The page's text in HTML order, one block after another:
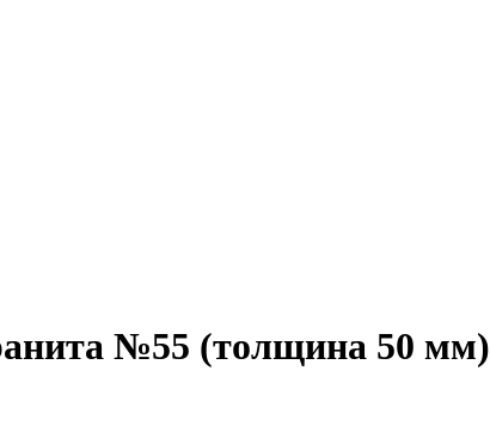
№55 (толщина 50 мм)